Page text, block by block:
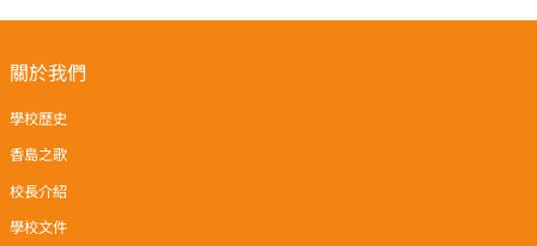
關於我們
學校歷史
香島之歌
校長介紹
學校文件